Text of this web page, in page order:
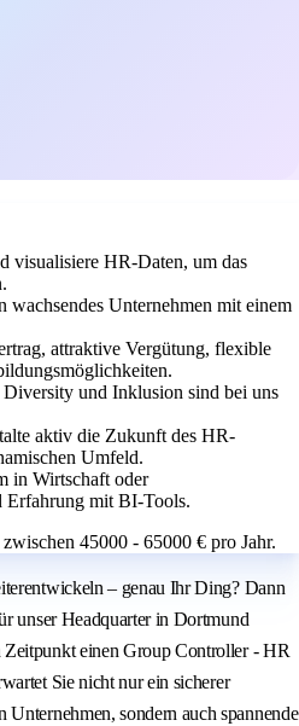
visualisiere HR-Daten, um das
wachsendes Unternehmen mit einem
attraktive Vergütung, flexible
Diversity und Inklusion sind bei uns
aktiv die Zukunft des HR-
Umfeld.
in Wirtschaft oder
Erfahrung mit BI-Tools.
45000 - 65000 € pro Jahr.
– genau Ihr Ding? Dann
unser Headquarter in Dortmund
einen Group Controller - HR
Sie nicht nur ein sicherer
Unternehmen, sondern auch spannende